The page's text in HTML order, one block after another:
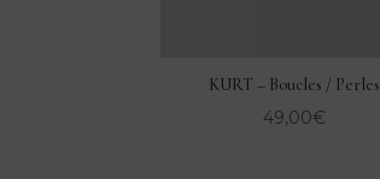
KURT – Boucles / Perles
49,00€